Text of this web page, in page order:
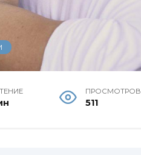
ПРОСМОТРОВ
511